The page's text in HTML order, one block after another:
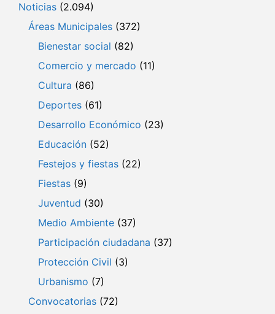
Noticias (2.094)
Áreas Municipales (372)
Bienestar social (82)
Comercio y mercado (11)
Cultura (86)
Deportes (61)
Desarrollo Económico (23)
Educación (52)
Festejos y fiestas (22)
Fiestas (9)
Juventud (30)
Medio Ambiente (37)
Participación ciudadana (37)
Protección Civil (3)
Urbanismo (7)
Convocatorias (72)